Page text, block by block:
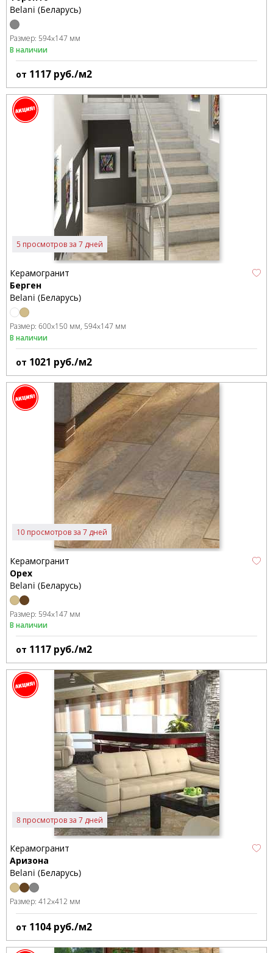
Belani (Беларусь)
Размер: 594x147 мм
В наличии
от 1117 руб./м2
5 просмотров за 7 дней
Керамогранит
Берген
Belani (Беларусь)
Размер: 600x150 мм 594x147 мм
В наличии
от 1021 руб./м2
10 просмотров за 7 дней
Керамогранит
Орех
Belani (Беларусь)
Размер: 594x147 мм
В наличии
от 1117 руб./м2
8 просмотров за 7 дней
Керамогранит
Аризона
Belani (Беларусь)
Размер: 412x412 мм
от 1104 руб./м2